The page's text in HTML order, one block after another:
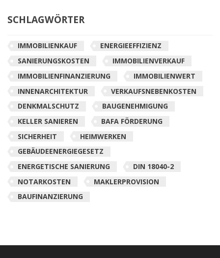
SCHLAGWÖRTER
IMMOBILIENKAUF
ENERGIEEFFIZIENZ
SANIERUNGSKOSTEN
IMMOBILIENVERKAUF
IMMOBILIENFINANZIERUNG
IMMOBILIENWERT
INNENARCHITEKTUR
VERKAUFSNEBENKOSTEN
DENKMALSCHUTZ
BAUGENEHMIGUNG
KELLER SANIEREN
BAFA FÖRDERUNG
SICHERHEIT
HEIMWERKEN
GEBÄUDEENERGIEGESETZ
ENERGETISCHE SANIERUNG
DIN 18040-2
NOTARKOSTEN
MAKLERPROVISION
BAUFINANZIERUNG